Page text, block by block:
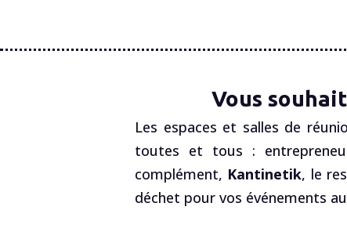
Vous
Les espaces et salles de
toutes et tous :
complément, Kantinetik, le
déchet pour vos événements